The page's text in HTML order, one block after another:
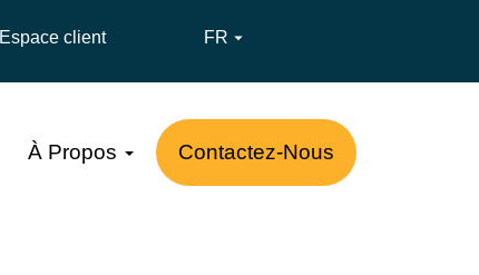
Espace client FR 
À Propos Contactez-Nous